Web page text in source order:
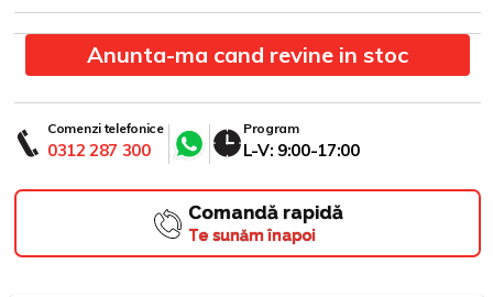
Anunta-ma cand revine in stoc
Comenzi telefonice
0312 287 300
Program
L-V: 9:00-17:00
Comandă rapidă
Te sunăm înapoi